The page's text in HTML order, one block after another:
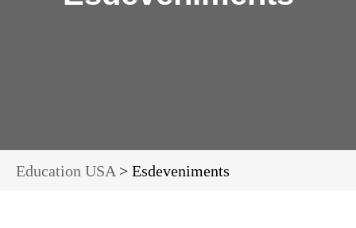
Education USA > Esdeveniments